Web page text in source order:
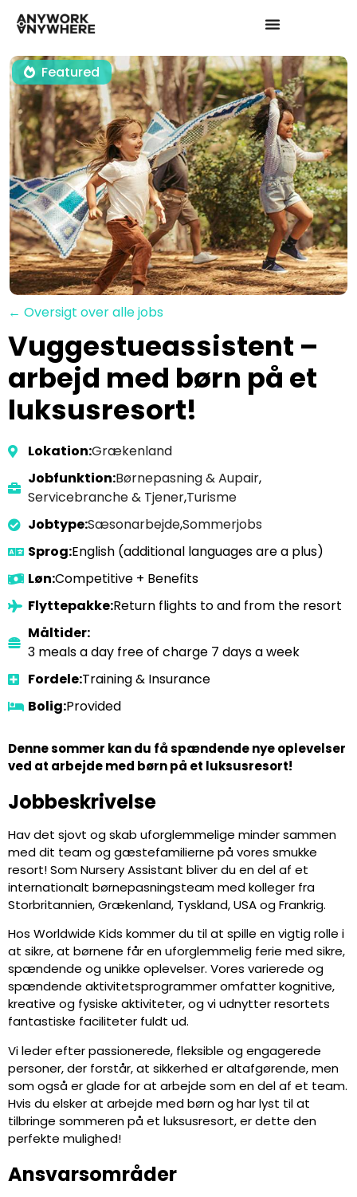
Featured
← Oversigt over alle jobs
Vuggestueassistent –
arbejd med børn på et
luksusresort!
Lokation:Grækenland
Jobfunktion:Børnepasning & Aupair,
Servicebranche & Tjener,Turisme
Jobtype:Sæsonarbejde,Sommerjobs
Sprog:English (additional languages are a plus)
Løn:Competitive + Benefits
Flyttepakke:Return flights to and from the resort
Måltider:
3 meals a day free of charge 7 days a week
Fordele:Training & Insurance
Bolig:Provided
Denne sommer kan du få spændende nye oplevelser
ved at arbejde med børn på et luksusresort!
Jobbeskrivelse
Hav det sjovt og skab uforglemmelige minder sammen
med dit team og gæstefamilierne på vores smukke
resort! Som Nursery Assistant bliver du en del af et
internationalt børnepasningsteam med kolleger fra
Storbritannien, Grækenland, Tyskland, USA og Frankrig.
Hos Worldwide Kids kommer du til at spille en vigtig rolle i
at sikre, at børnene får en uforglemmelig ferie med sikre,
spændende og unikke oplevelser. Vores varierede og
spændende aktivitetsprogrammer omfatter kognitive,
kreative og fysiske aktiviteter, og vi udnytter resortets
fantastiske faciliteter fuldt ud.
Vi leder efter passionerede, fleksible og engagerede
personer, der forstår, at sikkerhed er altafgørende, men
som også er glade for at arbejde som en del af et team.
Hvis du elsker at arbejde med børn og har lyst til at
tilbringe sommeren på et luksusresort, er dette den
perfekte mulighed!
Ansvarsområder